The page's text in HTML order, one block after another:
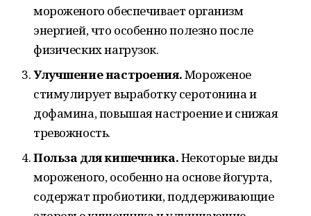
мороженого обеспечивает организм
энергией, что особенно полезно после
физических нагрузок.
Улучшение настроения.Мороженое
стимулирует выработку серотонина и
дофамина, повышая настроение и снижая
тревожность.
Польза для кишечника.Некоторые виды
мороженого, особенно на основе йогурта,
содержат пробиотики, поддерживающие